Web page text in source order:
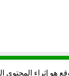
هو إثراء المحتوى